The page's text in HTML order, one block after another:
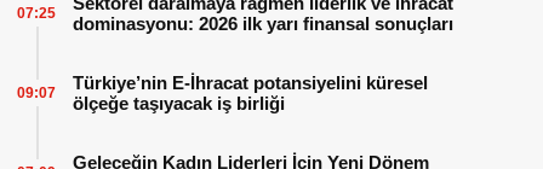
dominasyonu: 2026 ilk yarı finansal sonuçları
07:25
Türkiye’nin E-İhracat potansiyelini küresel
ölçeğe taşıyacak iş birliği
09:07
Geleceğin Kadın Liderleri İçin Yeni Dönem